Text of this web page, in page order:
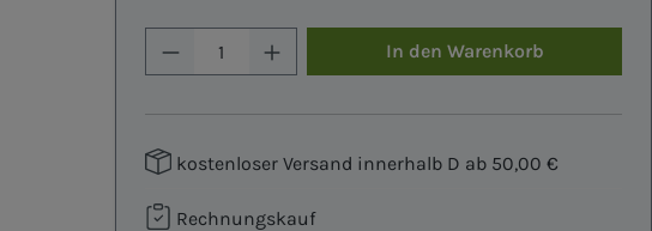
Produkt Anzahl: Gib den
In den Warenkorb
kostenloser Versand innerhalb D ab 50,00 €
Rechnungskauf